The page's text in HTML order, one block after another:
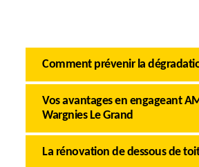
Comment prévenir la
Vos avantages en engageant
Wargnies Le Grand
La rénovation de dessous de